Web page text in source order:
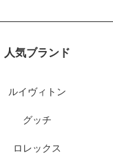
人気ブランド
ルイヴィトン
グッチ
ロレックス